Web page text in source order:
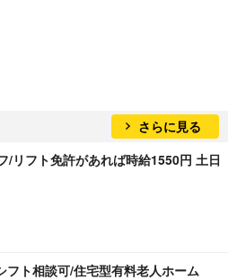
さらに見る
/リフト免許があれば時給1550円 土日
フト相談可/住宅型有料老人ホーム